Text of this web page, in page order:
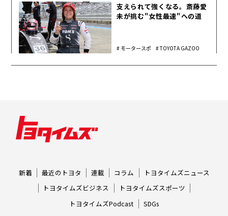
支えられて強くなる。斎藤愛
未が挑む"女性最速"への道
モータースポ
TOYOTA GAZOO
新着 最近のトヨタ 連載 コラム
トヨタイムズニュース
トヨタイムズビジネス
トヨタイムズスポーツ
トヨタイムズPodcast
SDGs